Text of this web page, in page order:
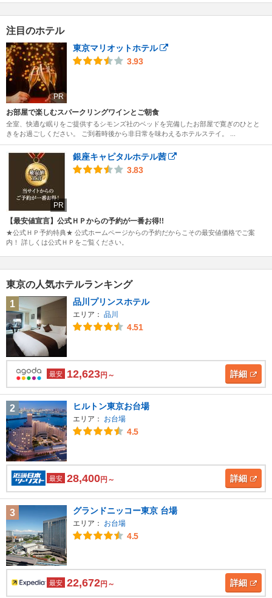
注目のホテル
PR
東京マリオットホテル
3.93
お部屋で楽しむスパークリングワインとご朝食
全室、快適な眠りをご提供するシモンズ社のベッドを完備したお部屋で寛ぎのひとと
きをお過ごしください。 ご到着時後から非日常を味わえるホテルステイ。 ...
PR
銀座キャピタルホテル茜
3.83
【最安値宣言】公式ＨＰからの予約が一番お得!!
★公式ＨＰ予約特典★ 公式ホームページからの予約だからこその最安値価格でご案
内！ 詳しくは公式ＨＰをご覧ください。
東京の人気ホテルランキング
1
品川プリンスホテル
エリア： 品川
4.51
最安 12,623円～ 詳細
2 ヒルトン東京お台場
エリア： お台場
4.5
最安 28,400円～ 詳細
3 グランドニッコー東京 台場
エリア： お台場
4.5
最安 22,672円～ 詳細